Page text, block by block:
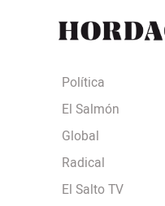
Política
El Salmón
Global
Radical
El Salto TV